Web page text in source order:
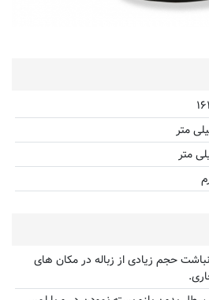
حجم زیادی از زباله در مکان های